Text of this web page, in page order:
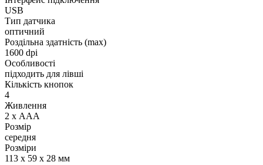
USB
Тип датчика
оптичний
Роздільна здатність (max)
1600 dpi
Особливості
підходить для лівші
Кількість кнопок
4
Живлення
2 х AАA
Розмір
середня
Розміри
113 х 59 х 28 мм